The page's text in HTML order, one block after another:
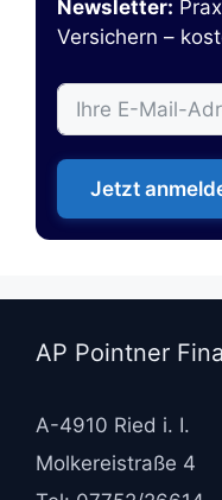
Newsletter:
Versichern –
Jetzt
AP Pointner
A-4910 Ried i. I.
Molkereistraße 4